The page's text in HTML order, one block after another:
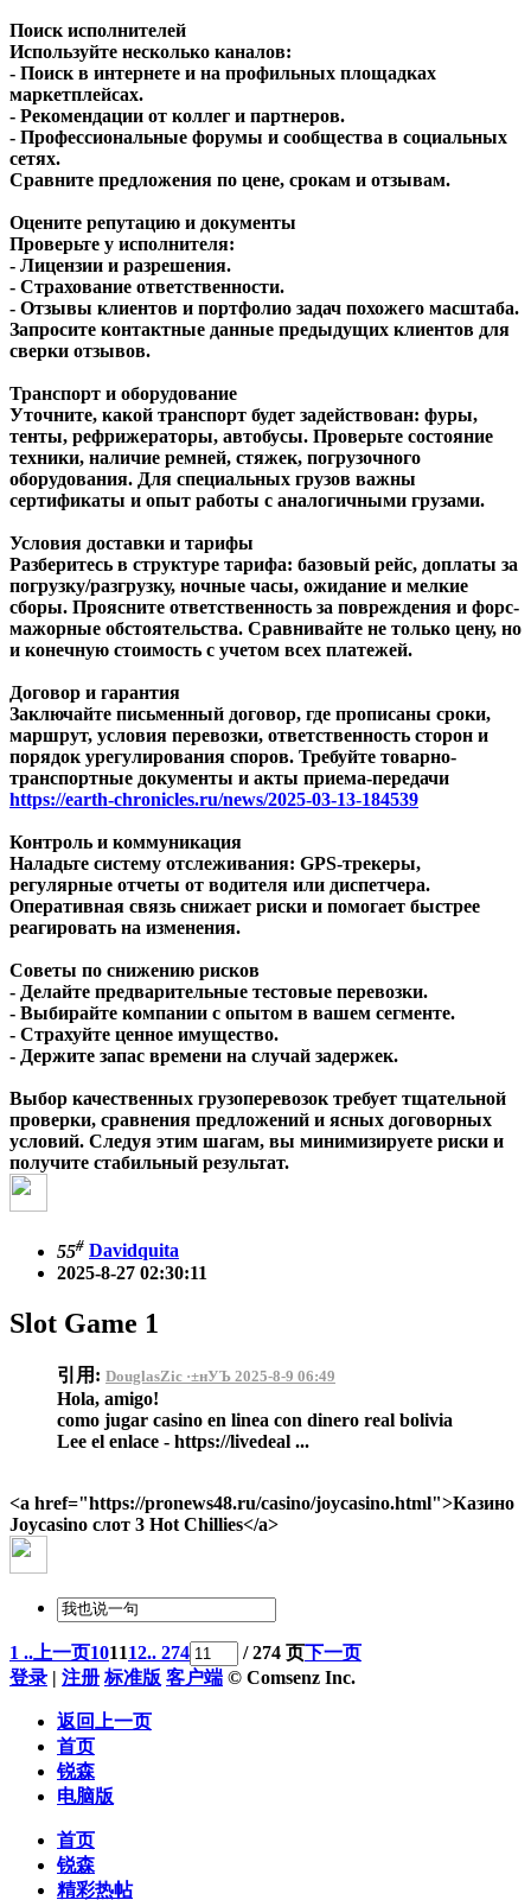
Поиск исполнителей
Используйте несколько каналов:
- Поиск в интернете и на профильных площадках
маркетплейсах.
- Рекомендации от коллег и партнеров.
- Профессиональные форумы и сообщества в социальных
сетях.
Сравните предложения по цене, срокам и отзывам.
Оцените репутацию и документы
Проверьте у исполнителя:
- Лицензии и разрешения.
- Страхование ответственности.
- Отзывы клиентов и портфолио задач похожего масштаба.
Запросите контактные данные предыдущих клиентов для
сверки отзывов.
Транспорт и оборудование
Уточните, какой транспорт будет задействован: фуры,
тенты, рефрижераторы, автобусы. Проверьте состояние
техники, наличие ремней, стяжек, погрузочного
оборудования. Для специальных грузов важны
сертификаты и опыт работы с аналогичными грузами.
Условия доставки и тарифы
Разберитесь в структуре тарифа: базовый рейс, доплаты за
погрузку/разгрузку, ночные часы, ожидание и мелкие
сборы. Проясните ответственность за повреждения и форс-
мажорные обстоятельства. Сравнивайте не только цену, но
и конечную стоимость с учетом всех платежей.
Договор и гарантия
Заключайте письменный договор, где прописаны сроки,
маршрут, условия перевозки, ответственность сторон и
порядок урегулирования споров. Требуйте товарно-
транспортные документы и акты приема-передачи
https://earth-chronicles.ru/news/2025-03-13-184539
Контроль и коммуникация
Наладьте систему отслеживания: GPS-трекеры,
регулярные отчеты от водителя или диспетчера.
Оперативная связь снижает риски и помогает быстрее
реагировать на изменения.
Советы по снижению рисков
- Делайте предварительные тестовые перевозки.
- Выбирайте компании с опытом в вашем сегменте.
- Страхуйте ценное имущество.
- Держите запас времени на случай задержек.
Выбор качественных грузоперевозок требует тщательной
проверки, сравнения предложений и ясных договорных
условий. Следуя этим шагам, вы минимизируете риски и
получите стабильный результат.
55# Davidquita
2025-8-27 02:30:11
Slot Game 1
引用: DouglasZic ·±нУЪ 2025-8-9 06:49
Hola, amigo!
como jugar casino en linea con dinero real bolivia
Lee el enlace - https://livedeal ...
<a href="https://pronews48.ru/casino/joycasino.html">Казино
Joycasino слот 3 Hot Chillies</a>
1 .. 上一页101112.. 274 / 274 页下一页
登录 | 注册 标准版 客户端 © Comsenz Inc.
返回上一页
首页
锐森
电脑版
首页
锐森
精彩热帖